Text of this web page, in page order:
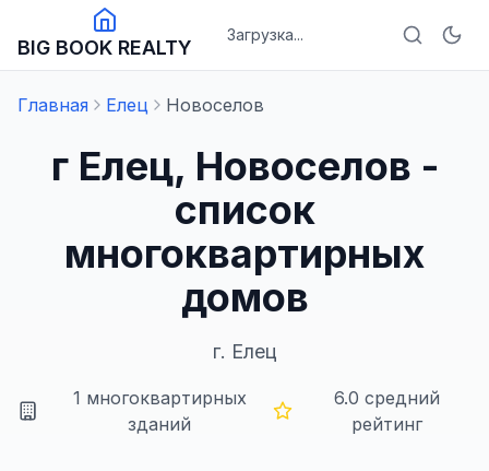
BIG BOOK REALTY
Загрузка...
Главная Елец Новоселов
г Елец, Новоселов -
список
многоквартирных
домов
г. Елец
1 многоквартирных
зданий
6.0 средний
рейтинг